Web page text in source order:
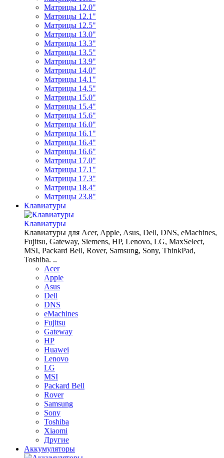
Матрицы 12.0"
Матрицы 12.1"
Матрицы 12.5"
Матрицы 13.0"
Матрицы 13.3"
Матрицы 13.5"
Матрицы 13.9"
Матрицы 14.0"
Матрицы 14.1"
Матрицы 14.5"
Матрицы 15.0"
Матрицы 15.4"
Матрицы 15.6"
Матрицы 16.0"
Матрицы 16.1"
Матрицы 16.4"
Матрицы 16.6"
Матрицы 17.0"
Матрицы 17.1"
Матрицы 17.3"
Матрицы 18.4"
Матрицы 23.8"
Клавиатуры
Клавиатуры
Клавиатуры для Acer, Apple, Asus, Dell, DNS, eMachines,
Fujitsu, Gateway, Siemens, HP, Lenovo, LG, MaxSelect,
MSI, Packard Bell, Rover, Samsung, Sony, ThinkPad,
Toshiba. ..
Acer
Apple
Asus
Dell
DNS
eMachines
Fujitsu
Gateway
HP
Huawei
Lenovo
LG
MSI
Packard Bell
Rover
Samsung
Sony
Toshiba
Xiaomi
Другие
Аккумуляторы